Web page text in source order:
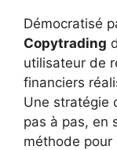
Démocratisé
Copytrading
utilisateur de
financiers
Une stratégie
pas à pas, en
méthode pour